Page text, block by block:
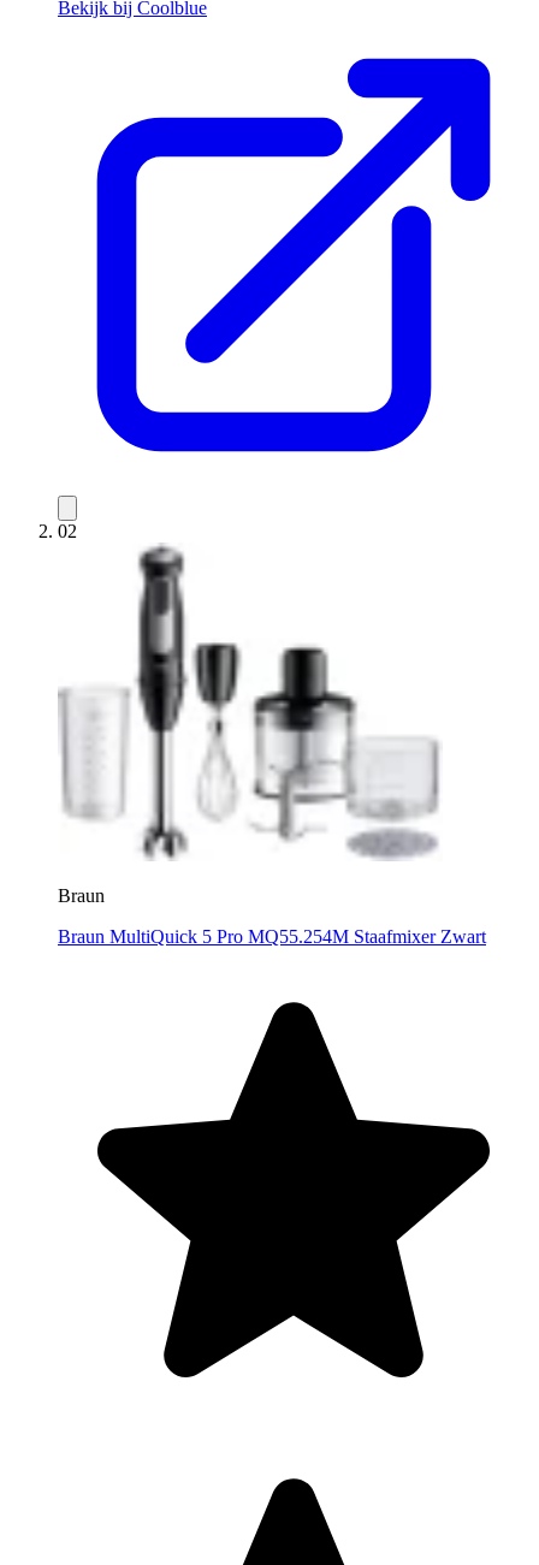
Bekijk bij Coolblue
02
Braun
Braun MultiQuick 5 Pro MQ55.254M Staafmixer Zwart